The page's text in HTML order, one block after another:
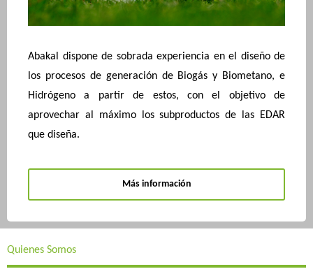
Abakal dispone de sobrada experiencia en el diseño de
los procesos de generación de Biogás y Biometano, e
Hidrógeno a partir de estos, con el objetivo de
aprovechar al máximo los subproductos de las EDAR
que diseña.
Más información
Quienes Somos